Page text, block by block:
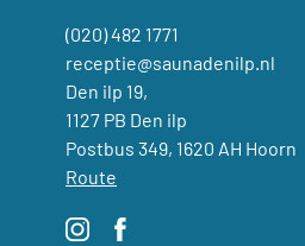
(020) 482 1771
receptie@saunadenilp.nl
Den ilp 19,
1127 PB Den ilp
Postbus 349, 1620 AH Hoorn
Route